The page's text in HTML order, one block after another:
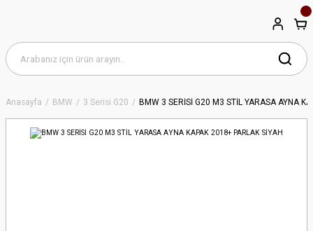
Anasayfa BMW 3 Serisi G20 BMW 3 SERİSİ G20 M3 STİL YARASA AYNA